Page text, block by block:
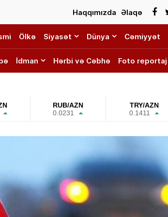
Haqqımızda Əlaqə
Ölkə Siyasət Dünya Cəmiyyət
İdman Hərbi və Cəbhə Foto reportaj
RUB/AZN
0.0231
TRY/AZN
0.1411